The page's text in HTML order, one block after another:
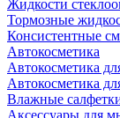
Жидкости
Тормозные
Консистентные
Автокосметика
Автокосметика
Автокосметика
Влажные
Аксессуары для